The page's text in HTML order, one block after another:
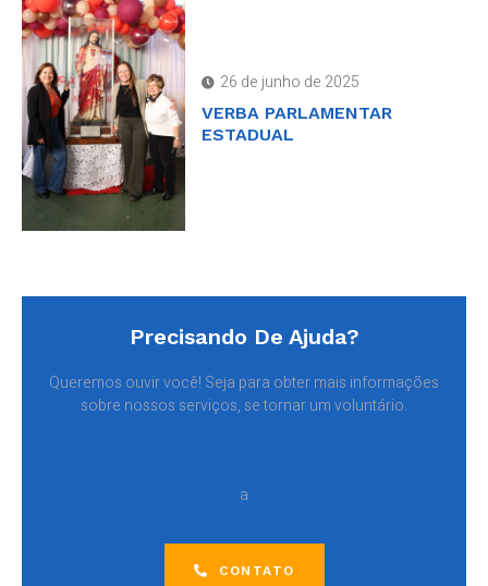
26 de junho de 2025
VERBA PARLAMENTAR
ESTADUAL
Precisando De Ajuda?
Queremos ouvir você! Seja para obter mais informações
sobre nossos serviços, se tornar um voluntário.
a
CONTATO